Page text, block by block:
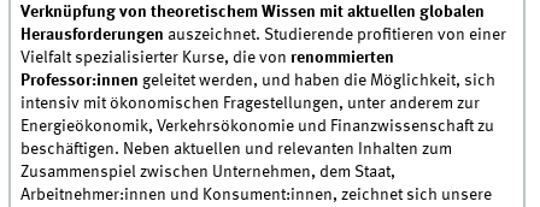
Verknüpfung von theoretischem Wissen mit aktuellen globalen
Herausforderungen auszeichnet. Studierende profitieren von einer
Vielfalt spezialisierter Kurse, die von renommierten
Professor:innen geleitet werden, und haben die Möglichkeit, sich
intensiv mit ökonomischen Fragestellungen, unter anderem zur
Energieökonomik, Verkehrsökonomie und Finanzwissenschaft zu
beschäftigen. Neben aktuellen und relevanten Inhalten zum
Zusammenspiel zwischen Unternehmen, dem Staat,
Arbeitnehmer:innen und Konsument:innen, zeichnet sich unsere